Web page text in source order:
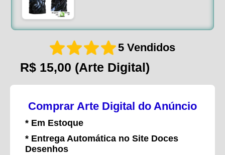
5 Vendidos
R$ 15,00 (Arte Digital)
Comprar Arte Digital do Anúncio
* Em Estoque
* Entrega Automática no Site Doces
Desenhos